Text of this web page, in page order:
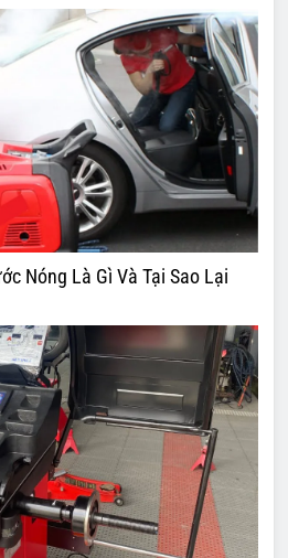
Nóng Là Gì Và Tại Sao Lại